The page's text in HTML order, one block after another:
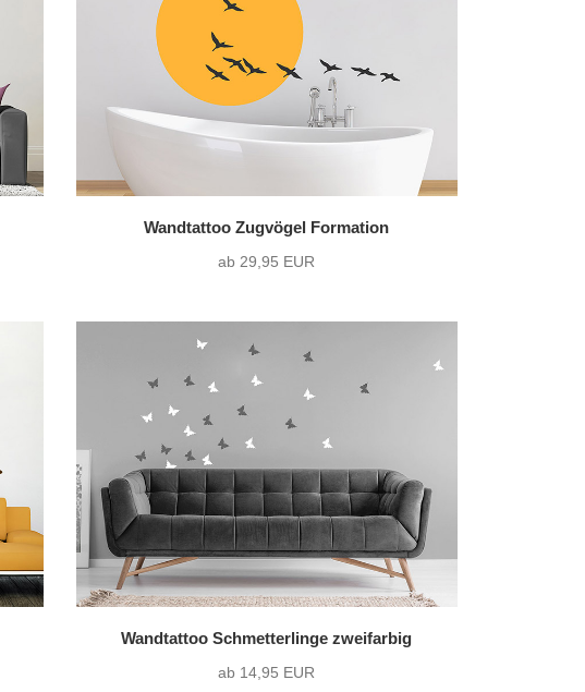
zweifarbig
1216 Varianten pro Motiv
Wandtattoo Zugvögel Formation
ab 29,95 EUR
Wandtattoo Schmetterlinge zweifarbig
ab 14,95 EUR